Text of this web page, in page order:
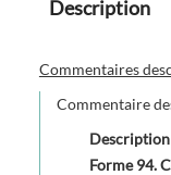
Description
Commentaires
Commentaire
Description
Forme 94.